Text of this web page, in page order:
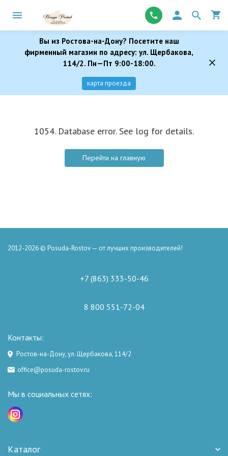
Вы из Ростова-на-Дону? Посетите наш
фирменный магазин по адресу: ул. Щербакова,
114/2. Пн—Пт 9:00-18:00.
карта проезда
1054. Database error. See log for details.
Перейти на главную
2012-2026 © Posuda-Rostov — от лучших производителей!
+7 (863) 333-50-46
8 800 551-72-04
Контакты:
Ростов-на-Дону, ул. Щербакова, 114/2
office@posuda-rostov.ru
Мы в социальных сетях:
Каталог